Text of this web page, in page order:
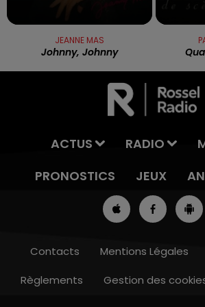
13h00 - 16h00
JEANNE MAS
Johnny, Johnny
ACTUS RADIO
PRONOSTICS
JEUX
Contacts Mentions Légales
Règlements
Gestion des